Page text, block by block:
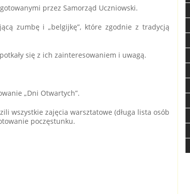
przez Samorząd Uczniowski.
zumbę i „belgijkę”, które zgodnie z tradycją
się z ich zainteresowaniem i uwagą.
„Dni Otwartych”.
wszystkie zajęcia warsztatowe (długa lista osób
poczęstunku.